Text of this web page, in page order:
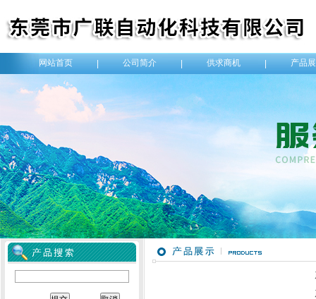
网站首页 公司简介 供求商机 产品